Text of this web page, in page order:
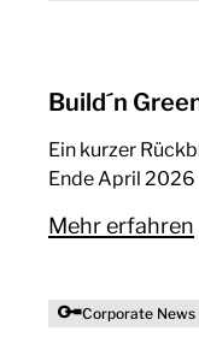
Build´n
Ein kurzer
Ende April
Mehr erfahren
Corporate News